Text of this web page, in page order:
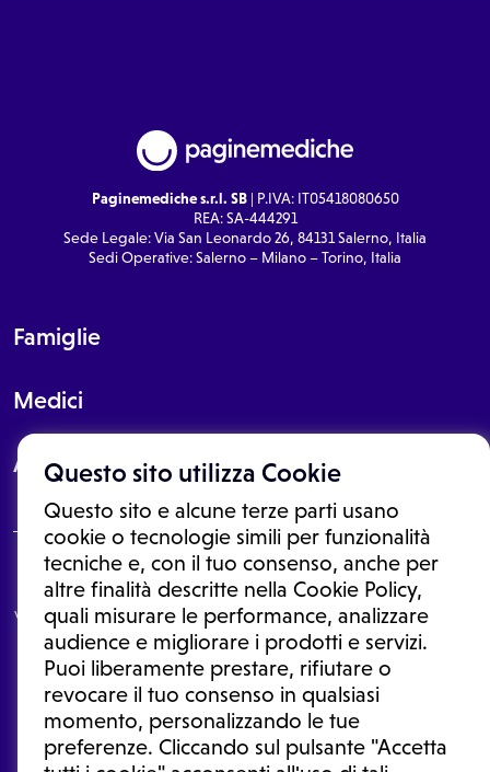
Questo sito utilizza Cookie
Questo sito e alcune terze parti usano
cookie o tecnologie simili per funzionalità
tecniche e, con il tuo consenso, anche per
altre finalità descritte nella Cookie Policy,
quali misurare le performance, analizzare
audience e migliorare i prodotti e servizi.
Puoi liberamente prestare, rifiutare o
revocare il tuo consenso in qualsiasi
momento, personalizzando le tue
preferenze. Cliccando sul pulsante "Accetta
Paginemediche s.r.l. SB| P.IVA: IT05418080650
REA: SA-444291
Sede Legale: Via San Leonardo 26, 84131 Salerno, Italia
Sedi Operative: Salerno – Milano – Torino, Italia
Famiglie
Medici
About
Le informazioni proposte in questo sito non sono un consulto medico.
In nessun caso, queste informazioni sostituiscono un consulto, una
visita o una diagnosi formulata dal medico. Non si devono considerare
le informazioni disponibili come suggerimenti per la formulazione di
una diagnosi, la determinazione di un trattamento o l'assunzione o
sospensione di un farmaco senza prima consultare un medico di
medicina generale o uno specialista.
Condizioni di utilizzo|Privacy Policy |Gestione cookie
Ⓒ 2026 | Tutti i diritti riservati.